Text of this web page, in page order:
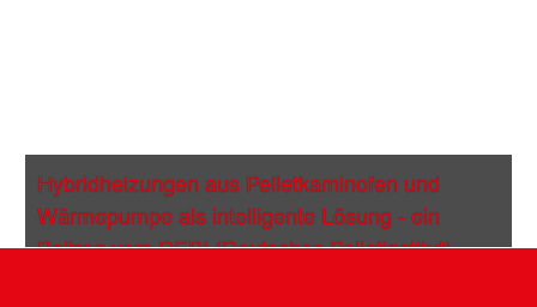
Hybridheizungen aus Pelletkaminofen und
Wärmepumpe als intelligente Lösung - ein
Beitrag vom DEPI (Deutsches Pelletinstitut)